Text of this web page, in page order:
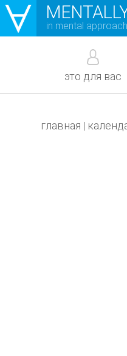
in mental approach
это для вас
главная |